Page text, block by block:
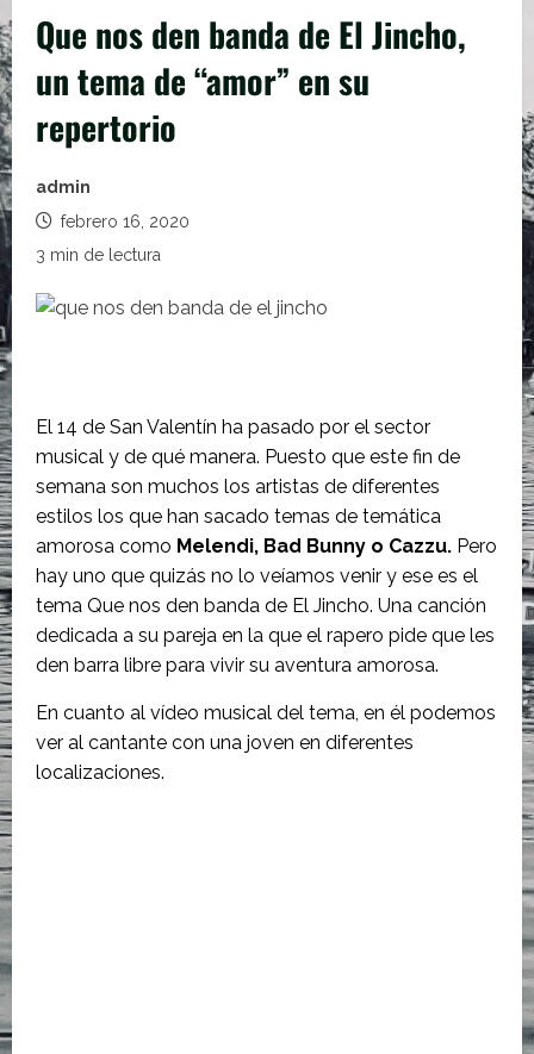
Que nos den banda de El Jincho,
un tema de “amor” en su
repertorio
admin
febrero 16, 2020
3 min de lectura
El 14 de San Valentín ha pasado por el sector
musical y de qué manera. Puesto que este fin de
semana son muchos los artistas de diferentes
estilos los que han sacado temas de temática
amorosa como Melendi, Bad Bunny o Cazzu. Pero
hay uno que quizás no lo veíamos venir y ese es el
tema Que nos den banda de El Jincho. Una canción
dedicada a su pareja en la que el rapero pide que les
den barra libre para vivir su aventura amorosa.
En cuanto al vídeo musical del tema, en él podemos
ver al cantante con una joven en diferentes
localizaciones.